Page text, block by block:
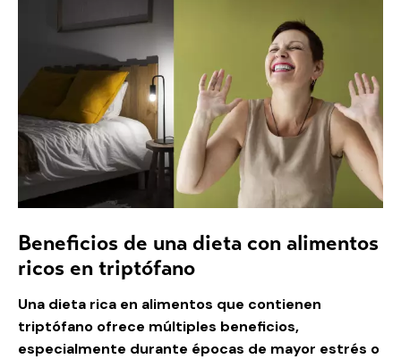
Beneficios de una dieta con alimentos
ricos en triptófano
Una dieta rica en alimentos que contienen
triptófano ofrece múltiples beneficios,
especialmente durante épocas de mayor estrés o